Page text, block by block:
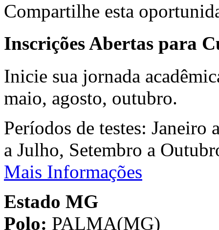
Compartilhe esta
Inscrições Abertas para
Inicie sua jornada
maio, agosto, outubro.
Períodos de testes:
a Julho, Setembro a
Mais Informações
Estado MG
Polo: PALMA(MG)